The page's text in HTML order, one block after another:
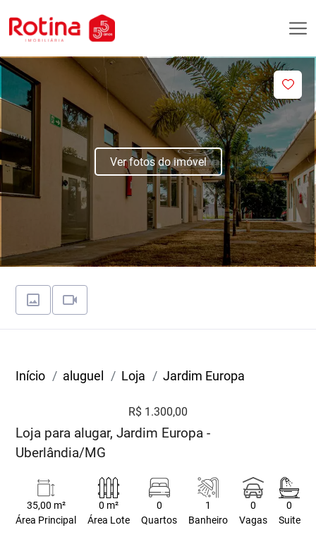
Ver fotos do imóvel
Início aluguel Loja Jardim Europa
R$ 1.300,00
Loja para alugar, Jardim Europa -
Uberlândia/MG
35,00 m²
Área Principal
0 m²
Área Lote
0
Quartos
1
Banheiro
0
Vagas
0
Suite